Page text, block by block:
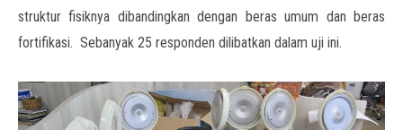
struktur fisiknya dibandingkan dengan beras umum dan beras
fortifikasi. Sebanyak 25 responden dilibatkan dalam uji ini.